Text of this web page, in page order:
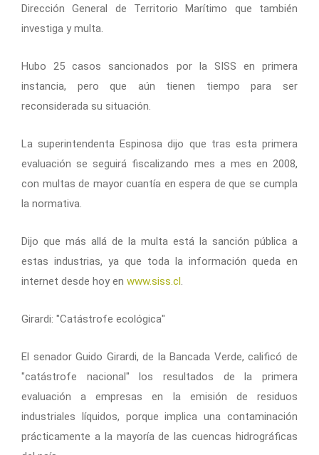
Dirección General de Territorio Marítimo que también
investiga y multa.
Hubo 25 casos sancionados por la SISS en primera
instancia, pero que aún tienen tiempo para ser
reconsiderada su situación.
La superintendenta Espinosa dijo que tras esta primera
evaluación se seguirá fiscalizando mes a mes en 2008,
con multas de mayor cuantía en espera de que se cumpla
la normativa.
Dijo que más allá de la multa está la sanción pública a
estas industrias, ya que toda la información queda en
internet desde hoy en www.siss.cl.
Girardi: "Catástrofe ecológica"
El senador Guido Girardi, de la Bancada Verde, calificó de
"catástrofe nacional" los resultados de la primera
evaluación a empresas en la emisión de residuos
industriales líquidos, porque implica una contaminación
prácticamente a la mayoría de las cuencas hidrográficas